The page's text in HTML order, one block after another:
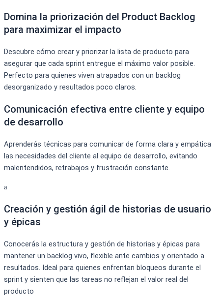
Domina la priorización del Product Backlog
para maximizar el impacto
Descubre cómo crear y priorizar la lista de producto para
asegurar que cada sprint entregue el máximo valor posible.
Perfecto para quienes viven atrapados con un backlog
desorganizado y resultados poco claros.
Comunicación efectiva entre cliente y equipo
de desarrollo
Aprenderás técnicas para comunicar de forma clara y empática
las necesidades del cliente al equipo de desarrollo, evitando
malentendidos, retrabajos y frustración constante.
Creación y gestión ágil de historias de usuario
y épicas
Conocerás la estructura y gestión de historias y épicas para
mantener un backlog vivo, flexible ante cambios y orientado a
resultados. Ideal para quienes enfrentan bloqueos durante el
sprint y sienten que las tareas no reflejan el valor real del
producto